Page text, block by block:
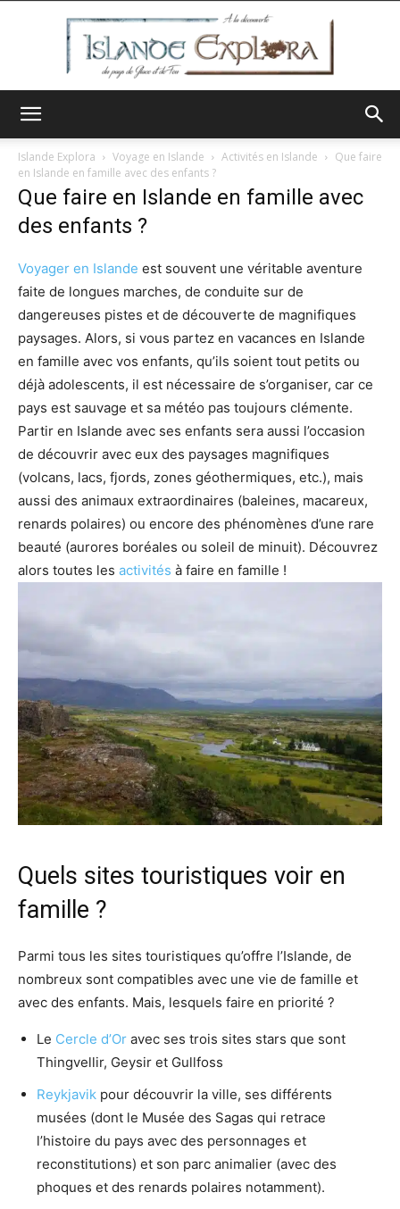
Explora
Islande Explora Voyage en Islande Activités en Islande
Que faire
en Islande en famille avec des enfants ?
Que faire en Islande en famille avec
des enfants ?
Voyager en Islande est souvent une véritable aventure
faite de longues marches, de conduite sur de
dangereuses pistes et de découverte de magnifiques
paysages. Alors, si vous partez en vacances en Islande
en famille avec vos enfants, qu’ils soient tout petits ou
déjà adolescents, il est nécessaire de s’organiser, car ce
pays est sauvage et sa météo pas toujours clémente.
Partir en Islande avec ses enfants sera aussi l’occasion
de découvrir avec eux des paysages magnifiques
(volcans, lacs, fjords, zones géothermiques, etc.), mais
aussi des animaux extraordinaires (baleines, macareux,
renards polaires) ou encore des phénomènes d’une rare
beauté (aurores boréales ou soleil de minuit). Découvrez
alors toutes les activités à faire en famille !
Quels sites touristiques voir en
famille ?
Parmi tous les sites touristiques qu’offre l’Islande, de
nombreux sont compatibles avec une vie de famille et
avec des enfants. Mais, lesquels faire en priorité ?
Le Cercle d’Or avec ses trois sites stars que sont
Thingvellir, Geysir et Gullfoss
Reykjavik pour découvrir la ville, ses différents
musées (dont le Musée des Sagas qui retrace
l’histoire du pays avec des personnages et
reconstitutions) et son parc animalier (avec des
phoques et des renards polaires notamment).